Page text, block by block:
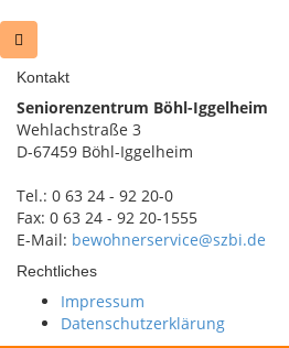
Kontakt
Seniorenzentrum Böhl-Iggelheim
Wehlachstraße 3
D-67459 Böhl-Iggelheim
Tel.: 0 63 24 - 92 20-0
Fax: 0 63 24 - 92 20-1555
E-Mail: bewohnerservice@szbi.de
Rechtliches
Impressum
Datenschutzerklärung